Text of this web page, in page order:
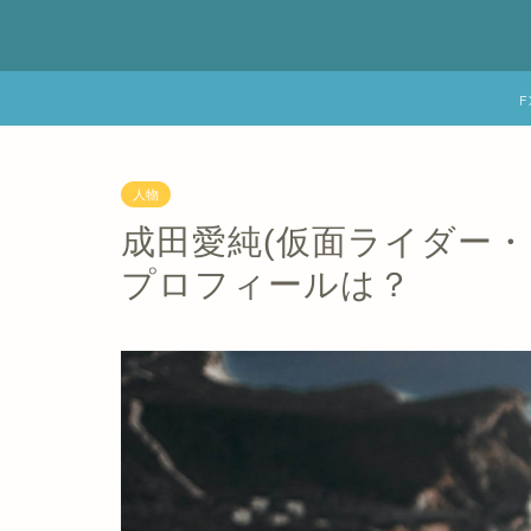
人物
成田愛純(仮面ライダー
プロフィールは？